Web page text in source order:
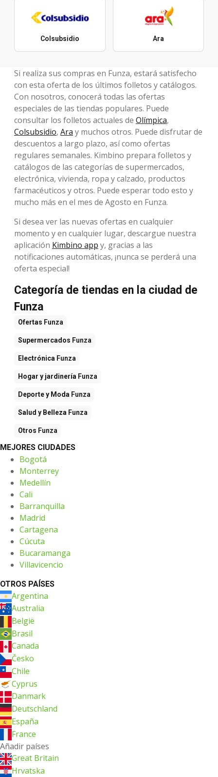
Colsubsidio Ara
Si realiza sus compras en Funza, estará satisfecho
con esta oferta de los últimos folletos y catálogos.
Con nosotros, conocerá todas las ofertas
especiales de las tiendas populares. Puede
consultar los folletos actuales de Olímpica,
Colsubsidio, Ara y muchos otros. Puede disfrutar de
descuentos a largo plazo, así como ofertas
regulares semanales. Kimbino prepara folletos y
catálogos de las categorías de supermercados,
electrónica, vivienda, ropa y calzado, productos
farmacéuticos y otros. Puede esperar todo esto y
mucho más en el mes de Agosto en Funza.
Si desea ver las nuevas ofertas en cualquier
momento y en cualquier lugar, descargue nuestra
aplicación Kimbino app y, gracias a las
notificaciones automáticas, ¡nunca se perderá una
oferta especial!
Categoría de tiendas en la ciudad de
Funza
Ofertas Funza
Supermercados Funza
Electrónica Funza
Hogar y jardinería Funza
Deporte y Moda Funza
Salud y Belleza Funza
Otros Funza
MEJORES CIUDADES
Bogotá
Monterrey
Medellín
Cali
Barranquilla
Madrid
Cartagena
Cúcuta
Bucaramanga
Villavicencio
OTROS PAÍSES
Argentina
Australia
België
Brasil
Canada
Česko
Chile
Cyprus
Danmark
Deutschland
España
France
Añadir países
Great Britain
Hrvatska